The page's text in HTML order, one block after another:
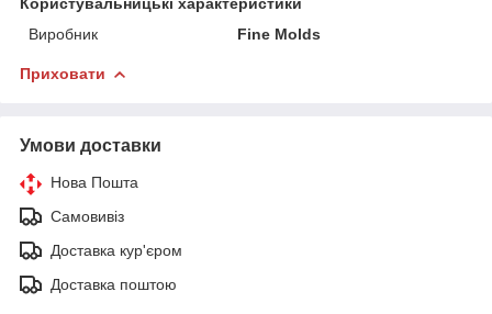
Виробник
Fine Molds
Приховати
Умови доставки
Нова Пошта
Самовивіз
Доставка кур'єром
Доставка поштою